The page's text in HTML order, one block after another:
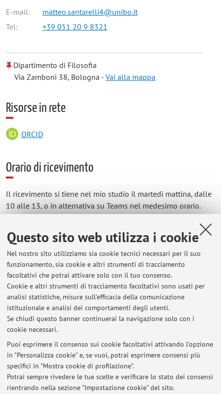
Questo sito web utilizza i cookie
Nel nostro sito utilizziamo sia cookie tecnici necessari per il suo
funzionamento, sia cookie e altri strumenti di tracciamento
facoltativi che potrai attivare solo con il tuo consenso.
Cookie e altri strumenti di tracciamento facoltativi sono usati per
analisi statistiche, misure sull'efficacia della comunicazione
istituzionale e analisi dei comportamenti degli utenti.
Se chiudi questo banner continuerai la navigazione solo con i
cookie necessari.
Puoi esprimere il consenso sui cookie facoltativi attivando l'opzione
in "Personalizza cookie" e, se vuoi, potrai esprimere consensi più
specifici in "Mostra cookie di profilazione".
Potrai sempre rivedere le tue scelte e verificare lo stato dei consensi
rientrando nella sezione "Impostazione cookie" del sito.
E-mail:
matteo.santarelli4@unibo.it
Tel:
+39 051 20 9 8321
Dipartimento di Filosofia
Via Zamboni 38, Bologna -Vai alla mappa
Risorse in rete
ORCID
Orario di ricevimento
Il ricevimento si tiene nel mio studio il martedì mattina, dalle
10 alle 13, o in alternativa su Teams nel medesimo orario.
un ricevimento online: matteo.santarelli4@unibo.
Ultimi avvisi
Lezione Filosofia Morale M-Z 20 febbraio annullata
Pubblicato il: 20 febbraio 2026
Lezione di Antropologia Filosofica 11 febbraio ANNULLATA - inizio
lezioni 12 febbraio
Pubblicato il: 08 febbraio 2026
Ricevimento 10 dicembre
Pubblicato il: 10 dicembre 2025